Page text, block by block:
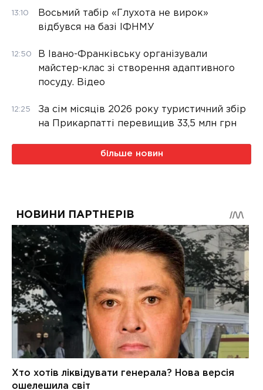
13:10
Восьмий табір «Глухота не вирок»
відбувся на базі ІФНМУ
12:50
В Івано-Франківську організували
майстер-клас зі створення адаптивного
посуду. Відео
12:25
За сім місяців 2026 року туристичний збір
на Прикарпатті перевищив 33,5 млн грн
більше новин